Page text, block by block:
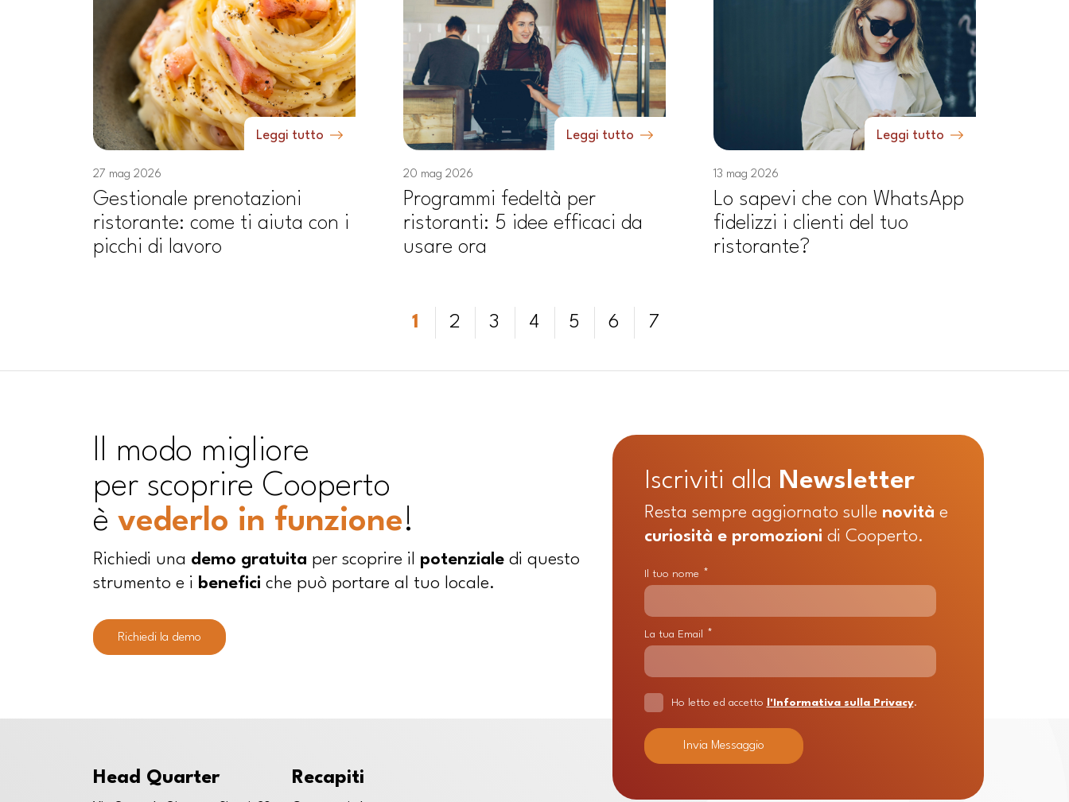
Leggi tutto
27 mag 2026
Gestionale prenotazioni
ristorante: come ti aiuta con i
picchi di lavoro
Leggi tutto
20 mag 2026
Programmi fedeltà per
ristoranti: 5 idee efficaci da
usare ora
Leggi tutto
13 mag 2026
Lo sapevi che con WhatsApp
fidelizzi i clienti del tuo
ristorante?
1 2 3 4 5 6 7
ll modo migliore
per scoprire Cooperto
è vederlo in funzione!
Richiedi una demo gratuita per scoprire il potenziale di questo
strumento e i benefici che può portare al tuo locale.
Richiedi la demo
Iscriviti alla Newsletter
Resta sempre aggiornato sulle novità e
curiosità e promozioni di Cooperto.
Il tuo nome *
La tua Email *
Ho letto ed accetto l'Informativa sulla Privacy.
Head Quarter Recapiti